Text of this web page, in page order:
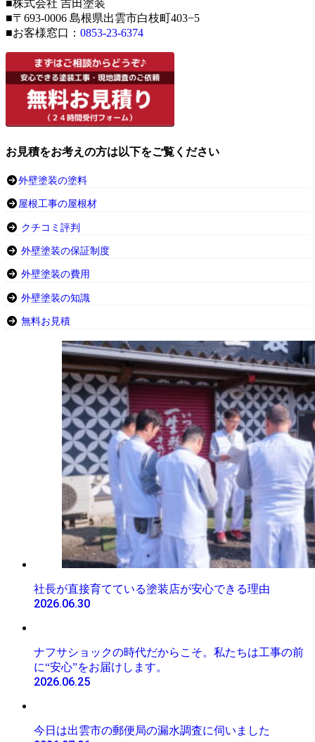
■株式会社 吉田塗装
■〒693-0006 島根県出雲市白枝町403−5
■お客様窓口： 0853-23-6374
お見積をお考えの方は以下をご覧ください
外壁塗装の塗料
屋根工事の屋根材
クチコミ評判
外壁塗装の保証制度
外壁塗装の費用
外壁塗装の知識
無料お見積
社長が直接育てている塗装店が安心できる理由
2026.06.30
ナフサショックの時代だからこそ。私たちは工事の前
に“安心”をお届けします。
2026.06.25
今日は出雲市の郵便局の漏水調査に伺いました